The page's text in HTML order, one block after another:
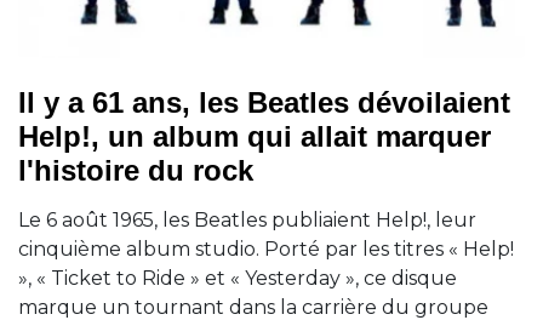
Il y a 61 ans, les Beatles dévoilaient
Help!, un album qui allait marquer
l'histoire du rock
Le 6 août 1965, les Beatles publiaient Help!, leur
cinquième album studio. Porté par les titres « Help!
», « Ticket to Ride » et « Yesterday », ce disque
marque un tournant dans la carrière du groupe